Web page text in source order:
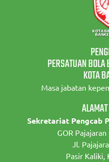
PERSATUAN
KOTA
Masa jabatan
Sekretariat Pengcab
GOR
Jl.
Pasir Kaliki,